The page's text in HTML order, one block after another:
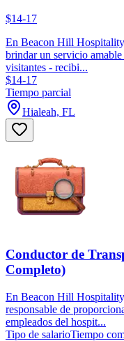
$14-17
En Beacon Hill
brindar un servicio
visitantes - recibi...
$14-17
Tiempo parcial
Hialeah, FL
Conductor de
Completo)
En Beacon Hill
responsable de
empleados del hospit...
Tipo de salarioTiempo